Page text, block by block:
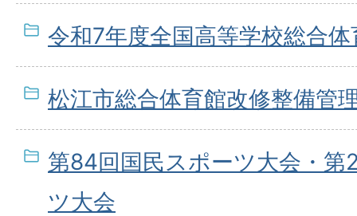
令和7年度全国高等学校総合体
松江市総合体育館改修整備管
第84回国民スポーツ大会・第
ツ大会